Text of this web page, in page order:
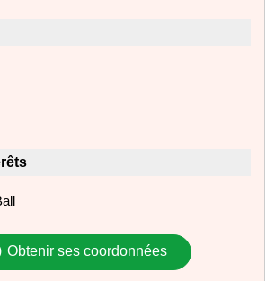
Obtenir ses coordonnées